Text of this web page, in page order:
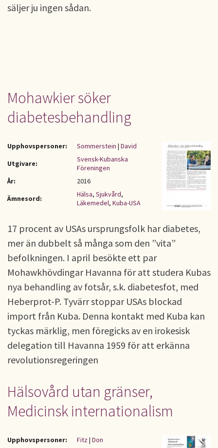
säljer ju ingen sådan.
Mohawkier söker
diabetesbehandling
Upphovspersoner: Sommerstein | David
Utgivare:
Svensk-Kubanska
Föreningen
År:
2016
Ämnesord:
Hälsa, Sjukvård,
Läkemedel, Kuba-USA
17 procent av USAs ursprungsfolk har diabetes,
mer än dubbelt så många som den ”vita”
befolkningen. I april besökte ett par
Mohawkhövdingar Havanna för att studera Kubas
nya behandling av fotsår, s.k. diabetesfot, med
Heberprot-P. Tyvärr stoppar USAs blockad
import från Kuba. Denna kontakt med Kuba kan
tyckas märklig, men föregicks av en irokesisk
delegation till Havanna 1959 för att erkänna
revolutionsregeringen
Hälsovård utan gränser,
Medicinsk internationalism
Upphovspersoner: Fitz| Don